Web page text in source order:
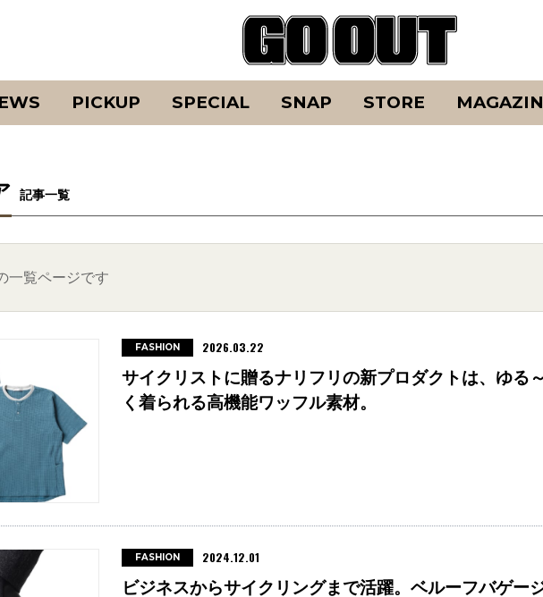
PICKUP SPECIAL SNAP STORE
記事一覧
一覧ページです
サイクリストに贈るナリフリの新プロダクトは、ゆる～
く着られる高機能ワッフル素材。
FASHION 2026.03.22
ビジネスからサイクリングまで活躍。ベルーフバゲー
FASHION 2024.12.01